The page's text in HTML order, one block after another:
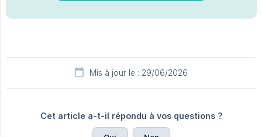
Mis à jour le : 29/06/2026
Cet article a-t-il répondu à vos questions ?